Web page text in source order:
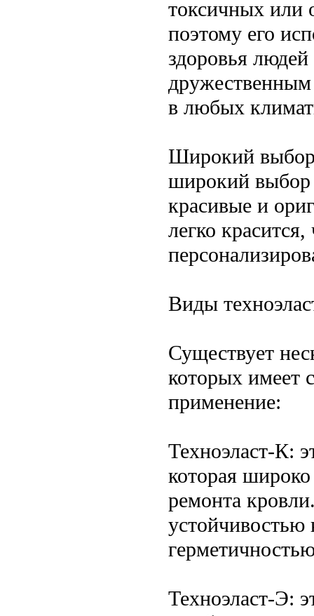
токсичных или
поэтому его
здоровья
в любых
Широкий выбор
широкий выбор
красивые и
легко красится,
Виды
Существует
которых имеет
применение:
Техноэласт-К:
которая
ремонта
устойчивостью
Техноэласт-Э: